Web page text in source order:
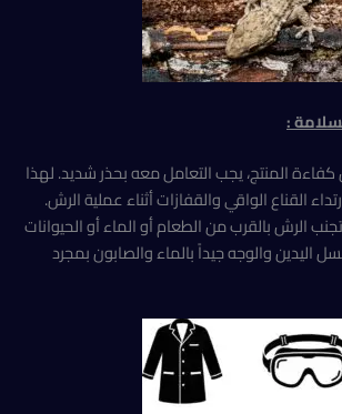
:
المنتج، يجب التعامل معه بحذر شديد. لهذا
القناع الواقي والقفازات أثناء عملية الرش.
الرش بالقرب من الطعام أو الماء أو الحيوانات
اليدين والوجه جيداً بالماء والصابون بمجرد